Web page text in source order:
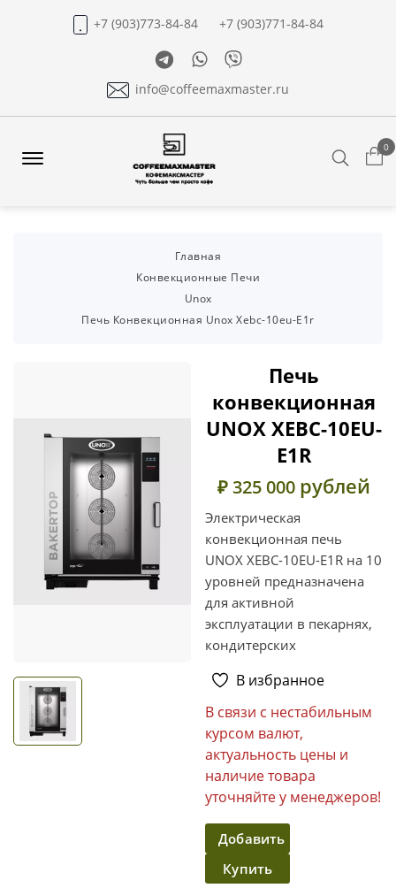
+7 (903)773-84-84
+7 (903)771-84-84
TelegramWhatsapp
Viber
info@coffeemaxmaster.ru
0
Главная
Конвекционные Печи
Unox
Печь Конвекционная Unox Xebc-10eu-E1r
Печь
конвекционная
UNOX XEBC-10EU-
E1R
₽ 325 000 рублей
Электрическая
конвекционная печь
UNOX XEBC-10EU-E1R на 10
уровней предназначена
для активной
эксплуатации в пекарнях,
кондитерских
В избранное
В связи с нестабильным
курсом валют,
актуальность цены и
наличие товара
уточняйте у менеджеров!
Добавить
в
Купить